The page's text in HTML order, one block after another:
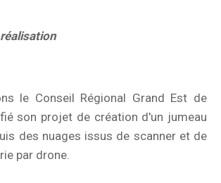
le Conseil Régional Grand Est de
son projet de création d'un jumeau
des nuages issus de scanner et de
par drone.